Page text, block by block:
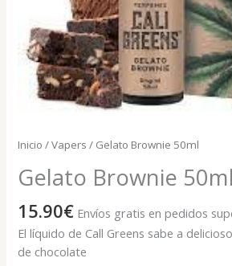
Inicio /Vapers / Gelato Brownie 50ml
Gelato Brownie 50ml
15.90€ Envíos gratis en pedidos
El líquido de Call Greens sabe a
de chocolate